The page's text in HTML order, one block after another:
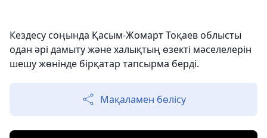
Кездесу соңында Қасым-Жомарт Тоқаев облысты
одан әрі дамыту және халықтың өзекті мәселелерін
шешу жөнінде бірқатар тапсырма берді.
Мақаламен бөлісу